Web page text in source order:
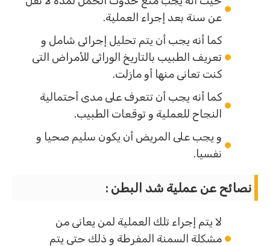
عن سنة بعد إجراء العملية.
كما أنه يجب أن يتم تحليل إجرائى شامل و
تعريف الطبيب بالتاريخ الوراثى للأمراض التى
كنت تعانى منها أو مازلت.
كما أنه يجب أن تتعرف على مدى أحتمالية
النجاح للعملية و توقعات الطبيب.
و يجب على المريض أن يكون سليم صحيا و
نفسيا.
نصائح عن عملية شد البطن :
لا يتم إجراء تلك العملية لمن يعانى من
مشكلة السمنة المفرطة و ذلك حتى يتم